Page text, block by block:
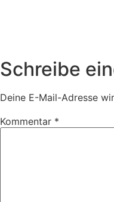
Schreibe
Deine E-Mail-Adresse
Kommentar *